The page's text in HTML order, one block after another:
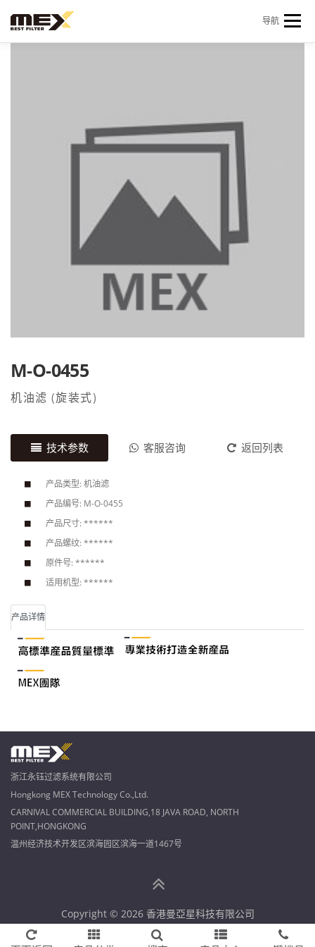
导航
M-O-0455
机油滤 (旋装式)
技术参数 客服咨询 返回列表
产品类型: 机油滤
产品编号: M-O-0455
产品尺寸: ******
产品螺纹: ******
原件号: ******
适用机型: ******
产品详情
浙江永钰过滤系统有限公司
Hongkong MEX Technology Co.,Ltd.
CARNIVAL COMMERCIAL BUILDING,18 JAVA ROAD, NORTH
POINT,HONGKONG
温州经济技术开发区滨海园区滨海一道1467号
Copyright © 2026 香港曼亞星科技有限公司